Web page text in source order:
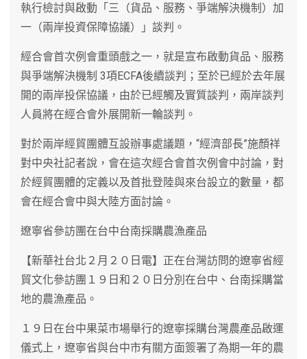
執行檢討與啟動「三（貨品、服務、爭端解決機制）加
一（兩岸投資保障協議）」談判。
經合會首次例會重頭戲之一，就是宣布啟動貨品、服務
與爭端解決機制 3項ECFA後續談判；至於已經於去年展
開的兩岸投保協議，由於已經觸及實質談判，兩岸談判
人員將在經合會外展開新一輪談判。
對於兩岸經貿團體互設辦事處議題，“經濟部長”施顏祥
對中央社記者說，會在這次經合會首次例會中討論，對
於經貿團體的定義以及首批登陸與來台設立的數量，都
會在經合會中與大陸方面討論。
遼寧省參訪團在台中台南採購農漁產品
【新華社台北２月２０日電】正在台灣訪問的遼寧省經
貿文化參訪團１９日和２０日分別在台中、台南採購當
地的農漁產品。
１９日在台中果菜市場舉行的遼寧採購台灣農產品啟運
儀式上，遼寧省與台中市有關方面簽署了為期一年的農